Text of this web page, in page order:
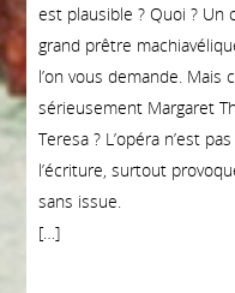
est plausible ? Quoi ? Un
grand prêtre
l’on vous demande.
sérieusement Margaret
Teresa ? L’opéra n’est
l’écriture, surtout
sans issue.
[…]